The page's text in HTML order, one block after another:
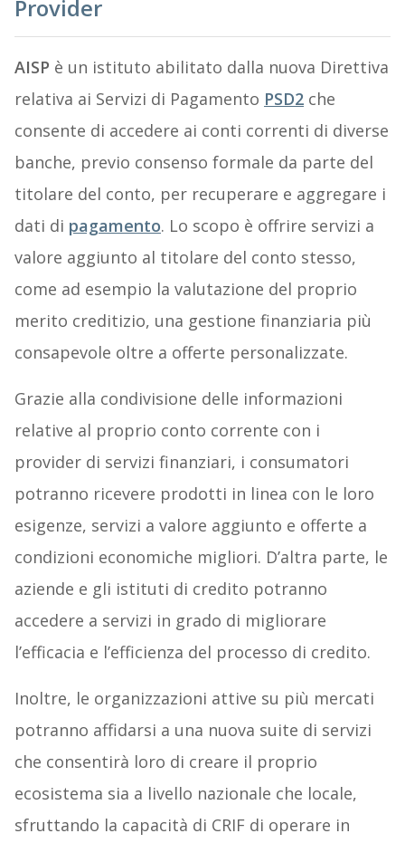
Provider
AISP è un istituto abilitato dalla nuova Direttiva
relativa ai Servizi di Pagamento PSD2che
consente di accedere ai conti correnti di diverse
banche, previo consenso formale da parte del
titolare del conto, per recuperare e aggregare i
dati di pagamento. Lo scopo è offrire servizi a
valore aggiunto al titolare del conto stesso,
come ad esempio la valutazione del proprio
merito creditizio, una gestione finanziaria più
consapevole oltre a offerte personalizzate.
Grazie alla condivisione delle informazioni
relative al proprio conto corrente con i
provider di servizi finanziari, i consumatori
potranno ricevere prodotti in linea con le loro
esigenze, servizi a valore aggiunto e offerte a
condizioni economiche migliori. D’altra parte, le
aziende e gli istituti di credito potranno
accedere a servizi in grado di migliorare
l’efficacia e l’efficienza del processo di credito.
Inoltre, le organizzazioni attive su più mercati
potranno affidarsi a una nuova suite di servizi
che consentirà loro di creare il proprio
ecosistema sia a livello nazionale che locale,
sfruttando la capacità di CRIF di operare in